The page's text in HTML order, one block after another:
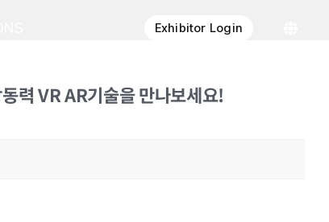
Exhibitor Login
력 VR AR기술을 만나보세요!